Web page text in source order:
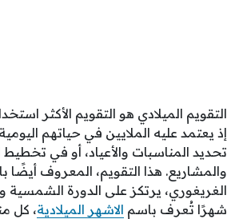
التقويم الميلادي هو التقويم الأكثر
إذ يعتمد عليه الملايين في حياتهم
تحديد المناسبات والأعياد، أو في تخطيط
والمشاريع. هذا التقويم، المعروف أيضًا
شهرًا تُعرف باسم الاشهر الميلادية، كل